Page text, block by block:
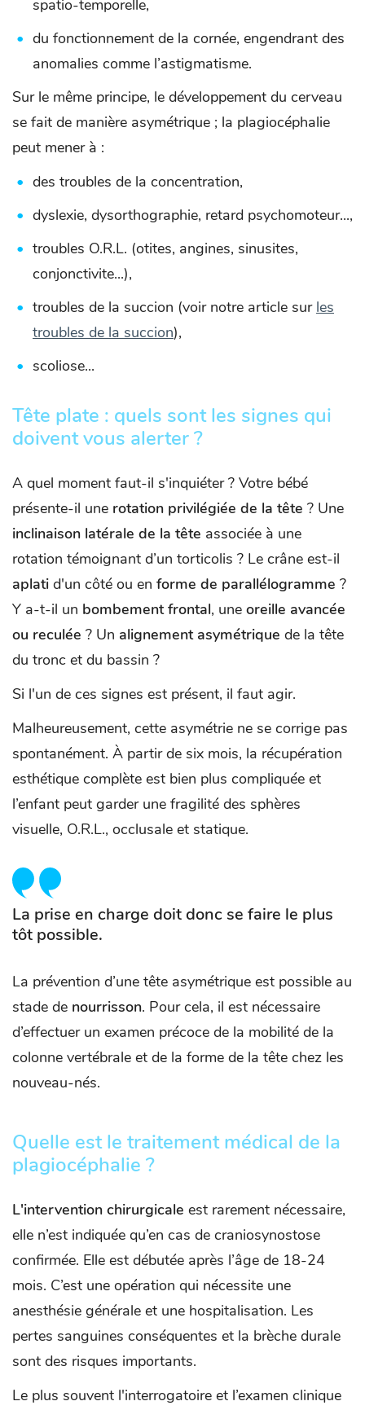
spatio-temporelle,
du fonctionnement de la cornée, engendrant des
anomalies comme l’astigmatisme.
Sur le même principe, le développement du cerveau
se fait de manière asymétrique ; la plagiocéphalie
peut mener à :
des troubles de la concentration,
dyslexie, dysorthographie, retard psychomoteur...,
troubles O.R.L. (otites, angines, sinusites,
conjonctivite...),
troubles de la succion (voir notre article sur les
troubles de la succion),
scoliose...
Tête plate : quels sont les signes qui
doivent vous alerter ?
A quel moment faut-il s'inquiéter ? Votre bébé
présente-il une rotation privilégiée de la tête ? Une
inclinaison latérale de la tête associée à une
rotation témoignant d’un torticolis ? Le crâne est-il
aplati d'un côté ou en forme de parallélogramme ?
Y a-t-il un bombement frontal, une oreille avancée
ou reculée ? Un alignement asymétrique de la tête
du tronc et du bassin ?
Si l'un de ces signes est présent, il faut agir.
Malheureusement, cette asymétrie ne se corrige pas
spontanément. À partir de six mois, la récupération
esthétique complète est bien plus compliquée et
l’enfant peut garder une fragilité des sphères
visuelle, O.R.L., occlusale et statique.
La prise en charge doit donc se faire le plus
tôt possible.
La prévention d’une tête asymétrique est possible au
stade de nourrisson. Pour cela, il est nécessaire
d’effectuer un examen précoce de la mobilité de la
colonne vertébrale et de la forme de la tête chez les
nouveau-nés.
Quelle est le traitement médical de la
plagiocéphalie ?
L'intervention chirurgicale est rarement nécessaire,
elle n’est indiquée qu’en cas de craniosynostose
confirmée. Elle est débutée après l’âge de 18-24
mois. C’est une opération qui nécessite une
anesthésie générale et une hospitalisation. Les
pertes sanguines conséquentes et la brèche durale
sont des risques importants.
Le plus souvent l'interrogatoire et l’examen clinique